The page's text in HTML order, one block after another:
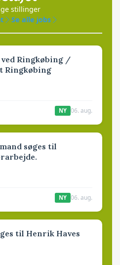
stillinger
Se alle jobs
Ringkøbing /
Ringkøbing
NY 06. aug.
søges til
NY 06. aug.
til Henrik Haves